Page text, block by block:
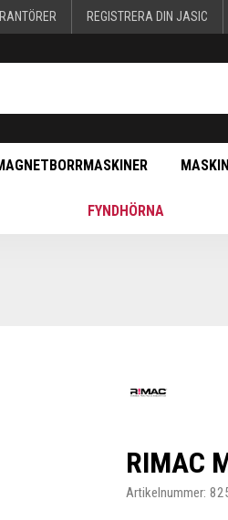
REGISTRERA DIN JASIC
FYNDHÖRNA
RIMAC
Artikelnummer: